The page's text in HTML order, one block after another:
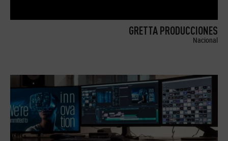
GRETTA PRODUCCIONES
Nacional